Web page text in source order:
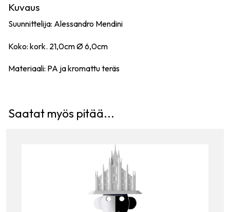
Kuvaus
Suunnittelija: Alessandro Mendini
Koko: kork. 21,0cm Ø 6,0cm
Materiaali: PA ja kromattu teräs
Saatat myös pitää...